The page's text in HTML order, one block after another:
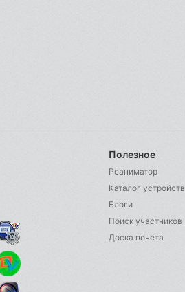
Полезное
Реаниматор
Каталог устройств
Блоги
Поиск участников
Доска почета